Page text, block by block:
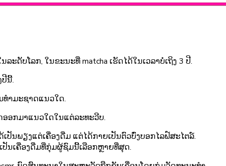
ະດັບໂລກ, ໃນຂະນະທີ່ matcha ເຮັດໄດ້ໃນເວລາບໍ່ເຖິງ 3 ປີ.
ນີ້.
ທຳມະຊາດແນວໃດ.
ອກມາແນວໃດໃນແຕ່ລະທະວີບ.
ປັນພຽງແຕ່ເຄື່ອງດື່ມ ແຕ່ໄດ້ກາຍເປັນຕົວບົ່ງບອກໄລຟ໌ສະໄຕລ໌.
ປັນເຄື່ອງດື່ມທີ່ກຸ່ມຜູ້ຊົມນີ້ເລືອກຫຼາຍທີ່ສຸດ.